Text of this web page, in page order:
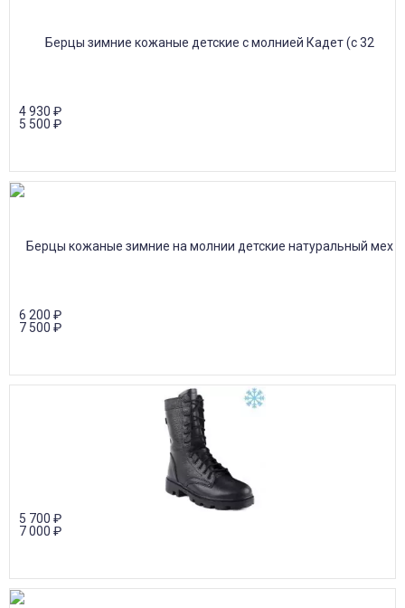
4 930 ₽
5 500 ₽
6 200 ₽
7 500 ₽
5 700 ₽
7 000 ₽